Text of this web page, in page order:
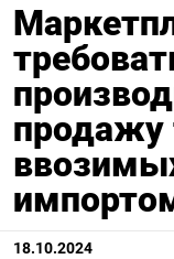
продажу
18.10.2024